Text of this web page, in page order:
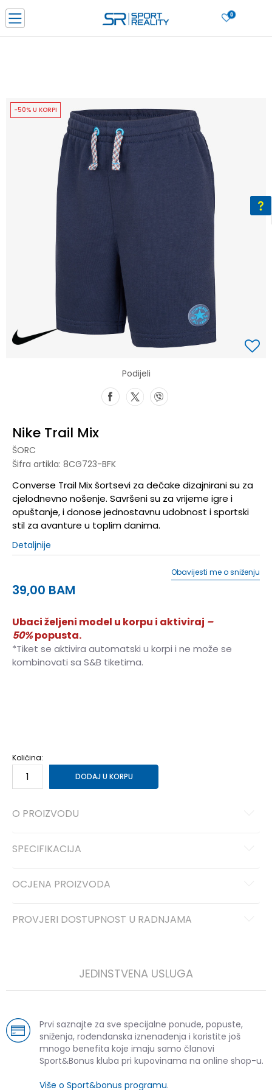
0
CLICK & COLLECT Platite karticom online i preuzmite u prodavnici po vašem
SAZNAJTE VIŠE
-50% U KORPI
Podijeli
Nike Trail Mix
ŠORC
Šifra artikla: 8CG723-BFK
Converse Trail Mix šortsevi za dečake dizajnirani su za
cjelodnevno nošenje. Savršeni su za vrijeme igre i
opuštanje, i donose jednostavnu udobnost i sportski
stil za avanture u toplim danima.
Detaljnije
39,00 BAM
Obavijesti me o sniženju
Ubaci željeni model u korpu i aktiviraj –
50%popusta.
*Tiket se aktivira automatski u korpi i ne može se
kombinovati sa S&B tiketima.
Količina:
DODAJ U KORPU
O PROIZVODU
SPECIFIKACIJA
OCJENA PROIZVODA
PROVJERI DOSTUPNOST U RADNJAMA
JEDINSTVENA USLUGA
Prvi saznajte za sve specijalne ponude, popuste,
sniženja, rođendanska iznenađenja i koristite još
mnogo benefita koje imaju samo članovi
Sport&Bonus kluba pri kupovinama na online shop-u.
Više o Sport&bonus programu.